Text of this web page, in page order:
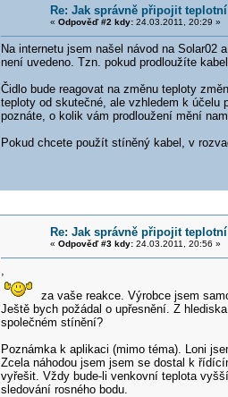
Re: Jak správně připojit
« Odpověď #2 kdy:24.03.2011, 20:29 »
Na internetu jsem našel návod na
není uvedeno. Tzn. pokud prodloužíte
Čidlo bude reagovat na změnu teploty
teploty od skutečné, ale vzhledem k účelu
poznáte, o kolik vám prodloužení mění
Pokud chcete použít stíněný kabel, v
Re: Jak správně připojit
« Odpověď #3 kdy:24.03.2011, 20:56 »
,
za vaše reakce. Výrobce jsem
Ještě bych požádal o upřesnění. Z
společném stínění?
Poznámka k aplikaci (mimo téma). Loni
Zcela náhodou jsem jsem se dostal k
vyřešit. Vždy bude-li venkovní teplota
sledování rosného bodu.